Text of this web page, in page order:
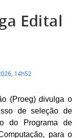
Edital
14h52
(Proeg) divulga o
de seleção de
do Programa de
para o